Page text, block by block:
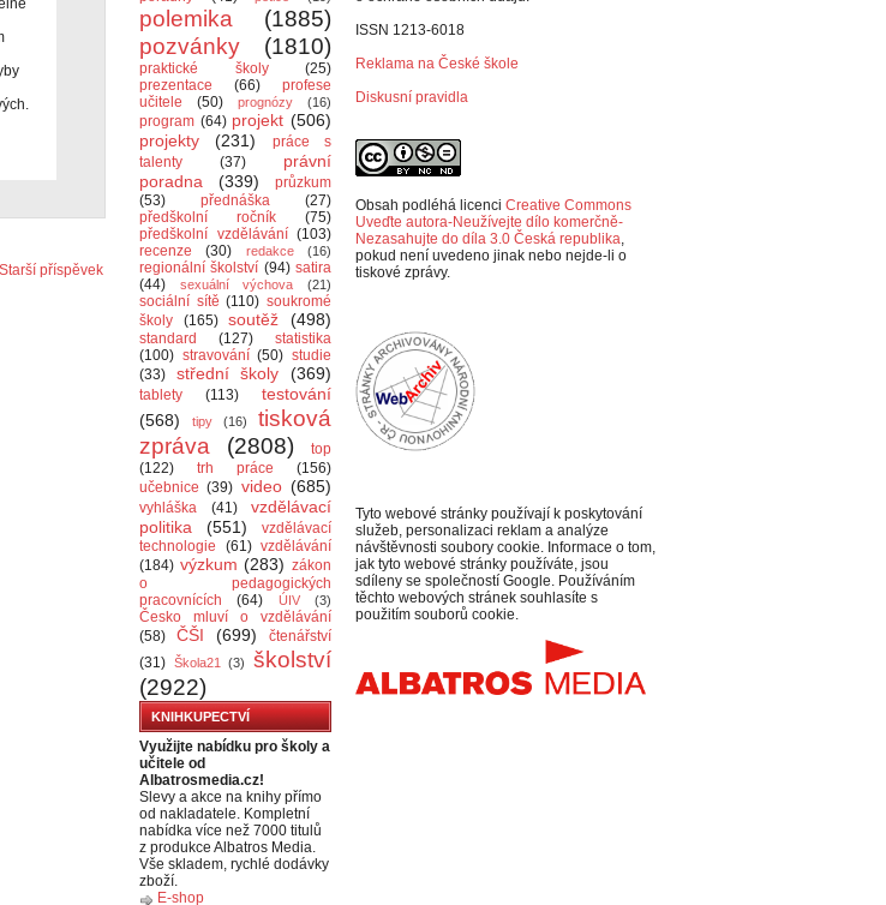
Starší příspěvek
polemika
(1885)
pozvánky
(1810)
praktické školy
(25)
prezentace
(66)
profese
učitele
(50) prognózy (16)
program (64) projekt (506)
projekty
(231)
práce s
talenty
(37)
právní
poradna
(339)
průzkum
(53)
přednáška
(27)
předškolní ročník
(75)
předškolní vzdělávání (103)
recenze
(30) redakce (16)
regionální školství (94) satira
(44)
sexuální výchova (21)
sociální sítě (110) soukromé
školy
(165) soutěž (498)
standard (127)
statistika
(100) stravování (50) studie
(33)
střední školy (369)
tablety (113)
testování
(568)
tipy (16)
tisková
zpráva
(2808)
top
(122)
trh práce
(156)
učebnice (39) video (685)
vyhláška (41)
vzdělávací
politika
(551)
vzdělávací
technologie
(61) vzdělávání
(184) výzkum (283) zákon
o pedagogických
pracovnících
(64) ÚIV (3)
Česko mluví o vzdělávání
(58)
ČŠI (699)
čtenářství
(31) Škola21 (3)
školství
(2922)
KNIHKUPECTVÍ
Využijte nabídku pro školy a
učitele od
Albatrosmedia.cz!
Slevy a akce na knihy přímo
od nakladatele. Kompletní
nabídka více než 7000 titulů
z produkce Albatros Media.
Vše skladem, rychlé dodávky
zboží.
E-shop
ISSN 1213-6018
Reklama na České škole
Diskusní pravidla
Obsah podléhá licenci Creative Commons
Uveďte autora-Neužívejte dílo komerčně-
Nezasahujte do díla 3.0 Česká republika,
pokud není uvedeno jinak nebo nejde-li o
tiskové zprávy.
Tyto webové stránky používají k poskytování
služeb, personalizaci reklam a analýze
návštěvnosti soubory cookie. Informace o tom,
jak tyto webové stránky používáte, jsou
sdíleny se společností Google. Používáním
těchto webových stránek souhlasíte s
použitím souborů cookie.